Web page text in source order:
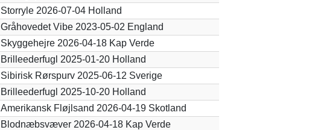
Storryle 2026-07-04 Holland
Gråhovedet Vibe 2023-05-02 England
Skyggehejre 2026-04-18 Kap Verde
Brilleederfugl 2025-01-20 Holland
Sibirisk Rørspurv 2025-06-12 Sverige
Brilleederfugl 2025-10-20 Holland
Amerikansk Fløjlsand 2026-04-19 Skotland
Blodnæbsvæver 2026-04-18 Kap Verde